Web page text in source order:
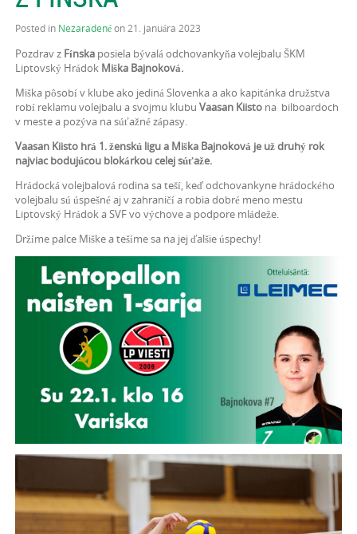
Posted in Nezaradenéon 21. januára 2023
Pozdrav z Fínskaposiela bývalá odchovankyňa volejbalu ŠKM
Liptovský Hrádok Miška Bajnoková.
Miška pôsobí v klube ako jediná Slovenka a ako kapitánka družstva
robí reklamu volejbalu a svojmu klubu Vaasan Kiistona bilboardoch
v meste a pozýva na súťažné zápasy.
Vaasan Kiisto hrá 1. ženskú ligu a Miška Bajnoková je už druhý rok
najviac bodujúcou blokárkou celej súťaže.
Hrádocká volejbalová rodina sa teší, keď odchovankyne hrádockého
volejbalu sú úspešné aj v zahraničí a robia dobré meno mestu
Liptovský Hrádok a SVF vo výchove a podpore mládeže.
Držíme palce Miške a tešíme sa na jej ďalšie úspechy!